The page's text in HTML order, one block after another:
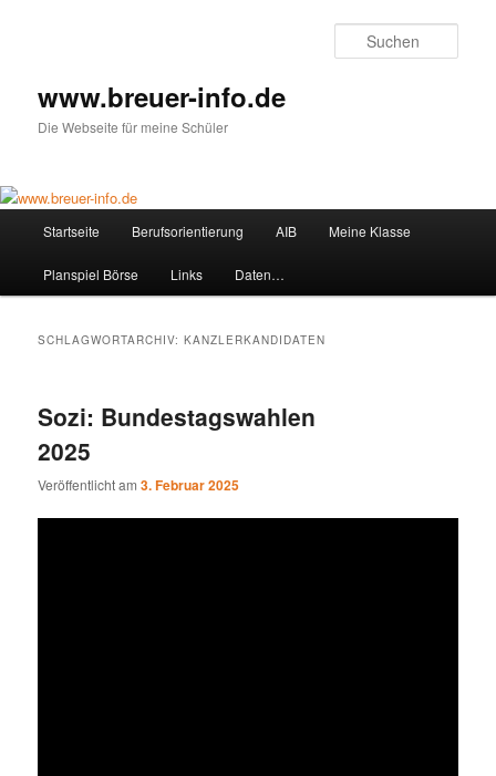
www.breuer-info.de
Die Webseite für meine Schüler
Startseite Berufsorientierung AIB Meine Klasse
Planspiel Börse Links Daten…
SCHLAGWORTARCHIV:KANZLERKANDIDATEN
Sozi: Bundestagswahlen
2025
Veröffentlicht am3. Februar 2025